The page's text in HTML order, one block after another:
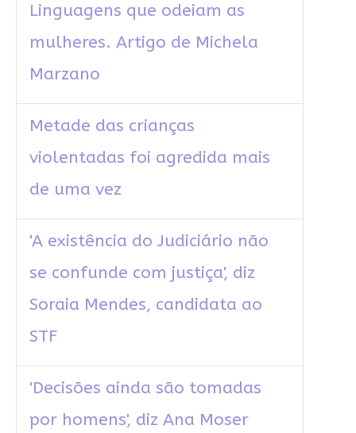
Linguagens que odeiam as
mulheres. Artigo de Michela
Marzano
Metade das crianças
violentadas foi agredida mais
de uma vez
'A existência do Judiciário não
se confunde com justiça', diz
Soraia Mendes, candidata ao
STF
'Decisões ainda são tomadas
por homens', diz Ana Moser